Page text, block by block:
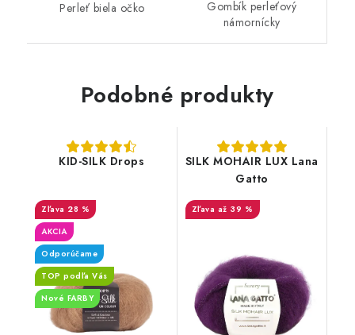
Perleť biela očko
Gombík perleťový
námornícky
Podobné produkty
KID-SILK Drops
28 %
AKCIA
Odporúčame
TOP podľa Vás
Nové FARBY
SILK MOHAIR LUX Lana
Gatto
až 39 %